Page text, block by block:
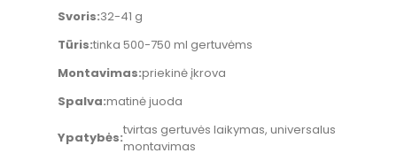
Svoris:32-41 g
Tūris:tinka 500-750 ml gertuvėms
Montavimas:priekinė įkrova
Spalva:matinė juoda
Ypatybės:tvirtas gertuvės laikymas, universalus
montavimas